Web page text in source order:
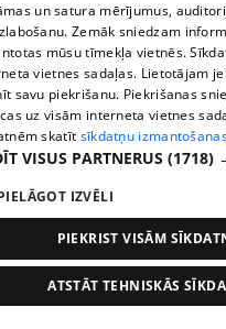
pirms 3 gadiem, 2 mēnešiem
Katrīna Gupalo dalās
viņa sajūtas seksīga
17. epizode
un satura mērījumus,
Zemāk sniedzam
mūsu tīmekļa vietnēs.
vietnes sadaļas. Lietotājam
savu piekrišanu. Piekrišanas
uz visām interneta vietnes
skatīt sīkdatņu
VISUS PARTNERUS (1718)
IZVĒLI
PIEKRIST VISĀM
ATSTĀT TEHNISKĀS